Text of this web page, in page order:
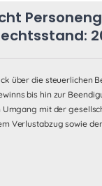
über die steuerlichen
bis hin zur
Umgang mit der
Verlustabzug sowie